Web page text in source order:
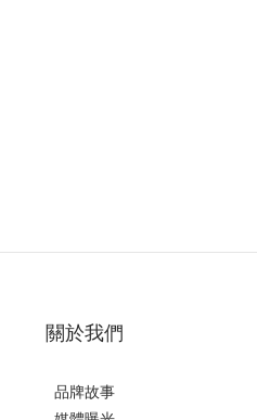
關於我們
品牌故事